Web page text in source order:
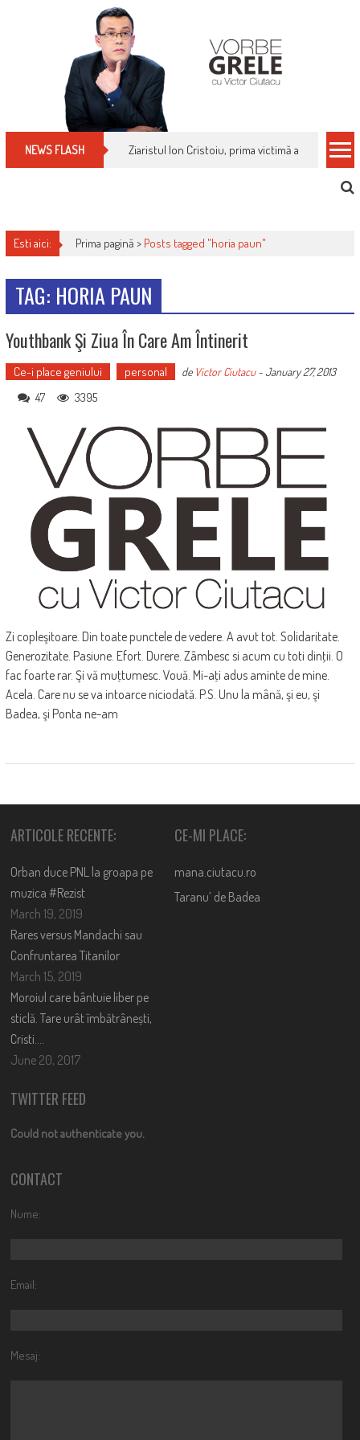
NEWS FLASH Ziaristul Ion Cristoiu, prima victimă a noi
Esti aici: Prima pagină > Posts tagged "horia paun"
TAG: HORIA PAUN
Youthbank Şi Ziua În Care Am Întinerit
Ce-i place geniului personal de Victor Ciutacu-January 27, 2013
47 3395
Zi copleşitoare. Din toate punctele de vedere. A avut tot. Solidaritate.
Generozitate. Pasiune. Efort. Durere. Zâmbesc si acum cu toti dinţii. O
fac foarte rar. Şi vă muţtumesc. Vouă. Mi-aţi adus aminte de mine.
Acela. Care nu se va intoarce niciodată. P.S. Unu la mână, şi eu, şi
Badea, şi Ponta ne-am
ARTICOLE RECENTE:
Orban duce PNL la groapa pe
muzica #Rezist
March 19, 2019
Rares versus Mandachi sau
Confruntarea Titanilor
March 15, 2019
Moroiul care bântuie liber pe
sticlă. Tare urât îmbătrânești,
Cristi….
June 20, 2017
CE-MI PLACE:
mana.ciutacu.ro
Taranu’ de Badea
TWITTER FEED
Could not authenticate you.
CONTACT
Nume:
Email:
Mesaj: